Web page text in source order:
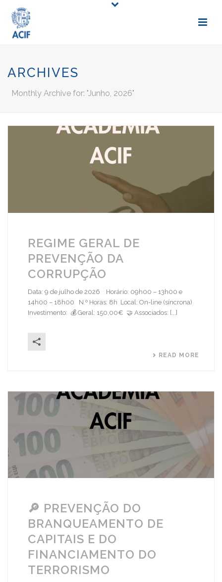
ARCHIVES
Monthly Archive for: "Junho, 2026"
REGIME GERAL DE
PREVENÇÃO DA
CORRUPÇÃO
Data: 9 de julho de 2026 Horário: 09h00 – 13h00 e
14h00 – 18h00 N.º Horas: 8h Local: On-line (síncrona)
Investimento: 💰 Geral: 150,00€ 🤝 Associados: [...]
READ MORE
🔎 PREVENÇÃO DO
BRANQUEAMENTO DE
CAPITAIS E DO
FINANCIAMENTO DO
TERRORISMO